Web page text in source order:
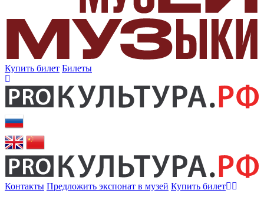
Купить билет Билеты
Контакты Предложить экспонат в музей Купить билет